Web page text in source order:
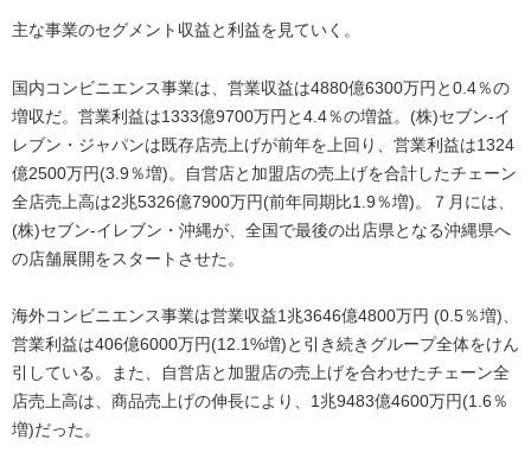
主な事業のセグメント収益と利益を見ていく。
国内コンビニエンス事業は、営業収益は4880億6300万円と0.4％の
増収だ。営業利益は1333億9700万円と4.4％の増益。(株)セブン-イ
レブン・ジャパンは既存店売上げが前年を上回り、営業利益は1324
億2500万円(3.9％増)。自営店と加盟店の売上げを合計したチェーン
全店売上高は2兆5326億7900万円(前年同期比1.9％増)。７月には、
(株)セブン‐イレブン・沖縄が、全国で最後の出店県となる沖縄県へ
の店舗展開をスタートさせた。
海外コンビニエンス事業は営業収益1兆3646億4800万円 (0.5％増)、
営業利益は406億6000万円(12.1%増)と引き続きグループ全体をけん
引している。また、自営店と加盟店の売上げを合わせたチェーン全
店売上高は、商品売上げの伸長により、1兆9483億4600万円(1.6％
増)だった。